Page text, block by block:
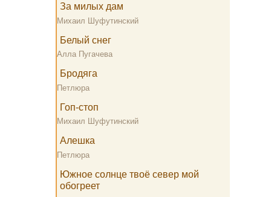
За милых дам
Михаил Шуфутинский
Белый снег
Алла Пугачева
Бродяга
Петлюра
Гоп-стоп
Михаил Шуфутинский
Алешка
Петлюра
Южное солнце твоё север мой
обогреет